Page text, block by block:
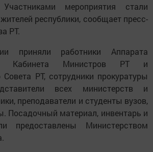
мероприятия стали
республики, сообщает пресс-
РТ.
приняли работники Аппарата
Кабинета Министров РТ и
Совета РТ, сотрудники прокуратуры
всех министерств и
преподаватели и студенты вузов,
Посадочный материал, инвентарь и
предоставлены Министерством